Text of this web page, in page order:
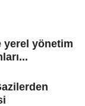
yerel yönetim